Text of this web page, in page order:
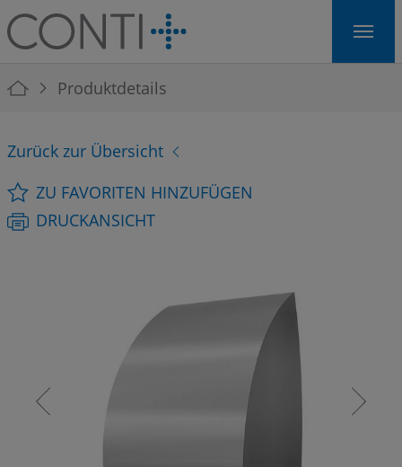
Skip to main navigation
Skip to main content
Skip to page footer
You are here:
Produktdetails
Zurück zur Übersicht
ZU FAVORITEN HINZUFÜGEN
DRUCKANSICHT